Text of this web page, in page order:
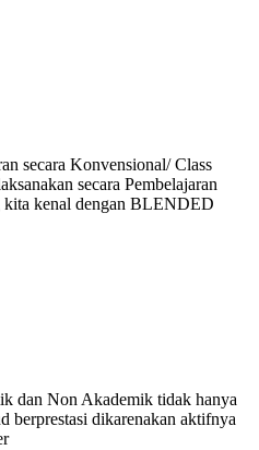
secara Konvensional/ Class
secara Pembelajaran
kenal dengan BLENDED
dan Non Akademik tidak hanya
dikarenakan aktifnya